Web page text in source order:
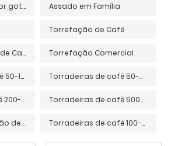
Máquina de café por gotejamento frio Beanseeker C1 Assado em Família
Torrefação de Café
Torrefação Escola de Café Torrefação Comercial
Torradeiras de café 50-150g Torradeiras de café 50-400g
Torradores de Café 200-700g Torradeiras de café 500-1200g
Tela de classificação de grãos de café verde Torradeiras de café 100-500g